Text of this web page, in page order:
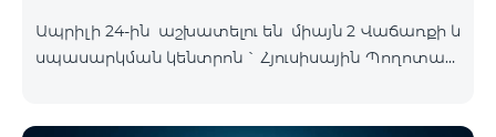
Ապրիլի 24-ին աշխատելու են միայն 2 Վաճառքի և
սպասարկման կենտրոն ` Հյուսիսային Պողոտան